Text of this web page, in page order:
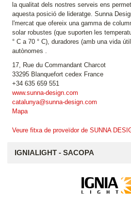
la qualitat dels nostres serveis ens
aquesta posició de lideratge. Sunna
l'mercat que ofereix una gamma de
solar robustes (que suporten les
° C a 70 ° C), duradores (amb una vida
autònomes .
17, Rue du Commandant Charcot
33295 Blanquefort cedex France
+34 635 659 551
www.sunna-design.com
catalunya@sunna-design.com
Mapa
Veure fitxa de proveïdor de SUNNA
IGNIALIGHT - SACOPA